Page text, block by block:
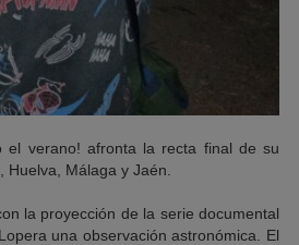
el verano! afronta la recta final de su
Málaga y Jaén.
la proyección de la serie documental
una observación astronómica. El